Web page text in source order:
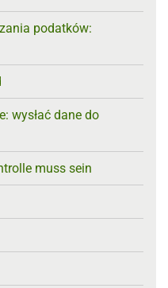
podatków:
wysłać dane do
muss sein